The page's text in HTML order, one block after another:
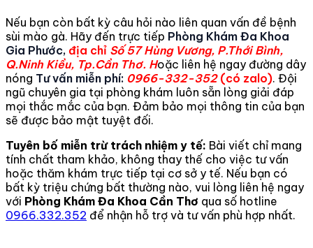
Nếu bạn còn bất kỳ câu hỏi nào liên quan vấn đề bệnh
sùi mào gà. Hãy đến trực tiếp Phòng Khám Đa Khoa
Gia Phước, địa chỉ Số 57 Hùng Vương, P.Thới Bình,
Q.Ninh Kiều, Tp.Cần Thơ. Hoặc liên hệ ngay đường dây
nóng Tư vấn miễn phí: 0966-332-352(có zalo). Đội
ngũ chuyên gia tại phòng khám luôn sẵn lòng giải đáp
mọi thắc mắc của bạn. Đảm bảo mọi thông tin của bạn
sẽ được bảo mật tuyệt đối.
Tuyên bố miễn trừ trách nhiệm y tế: Bài viết chỉ mang
tính chất tham khảo, không thay thế cho việc tư vấn
hoặc thăm khám trực tiếp tại cơ sở y tế. Nếu bạn có
bất kỳ triệu chứng bất thường nào, vui lòng liên hệ ngay
với Phòng Khám Đa Khoa Cần Thơ qua số hotline
0966.332.352 để nhận hỗ trợ và tư vấn phù hợp nhất.